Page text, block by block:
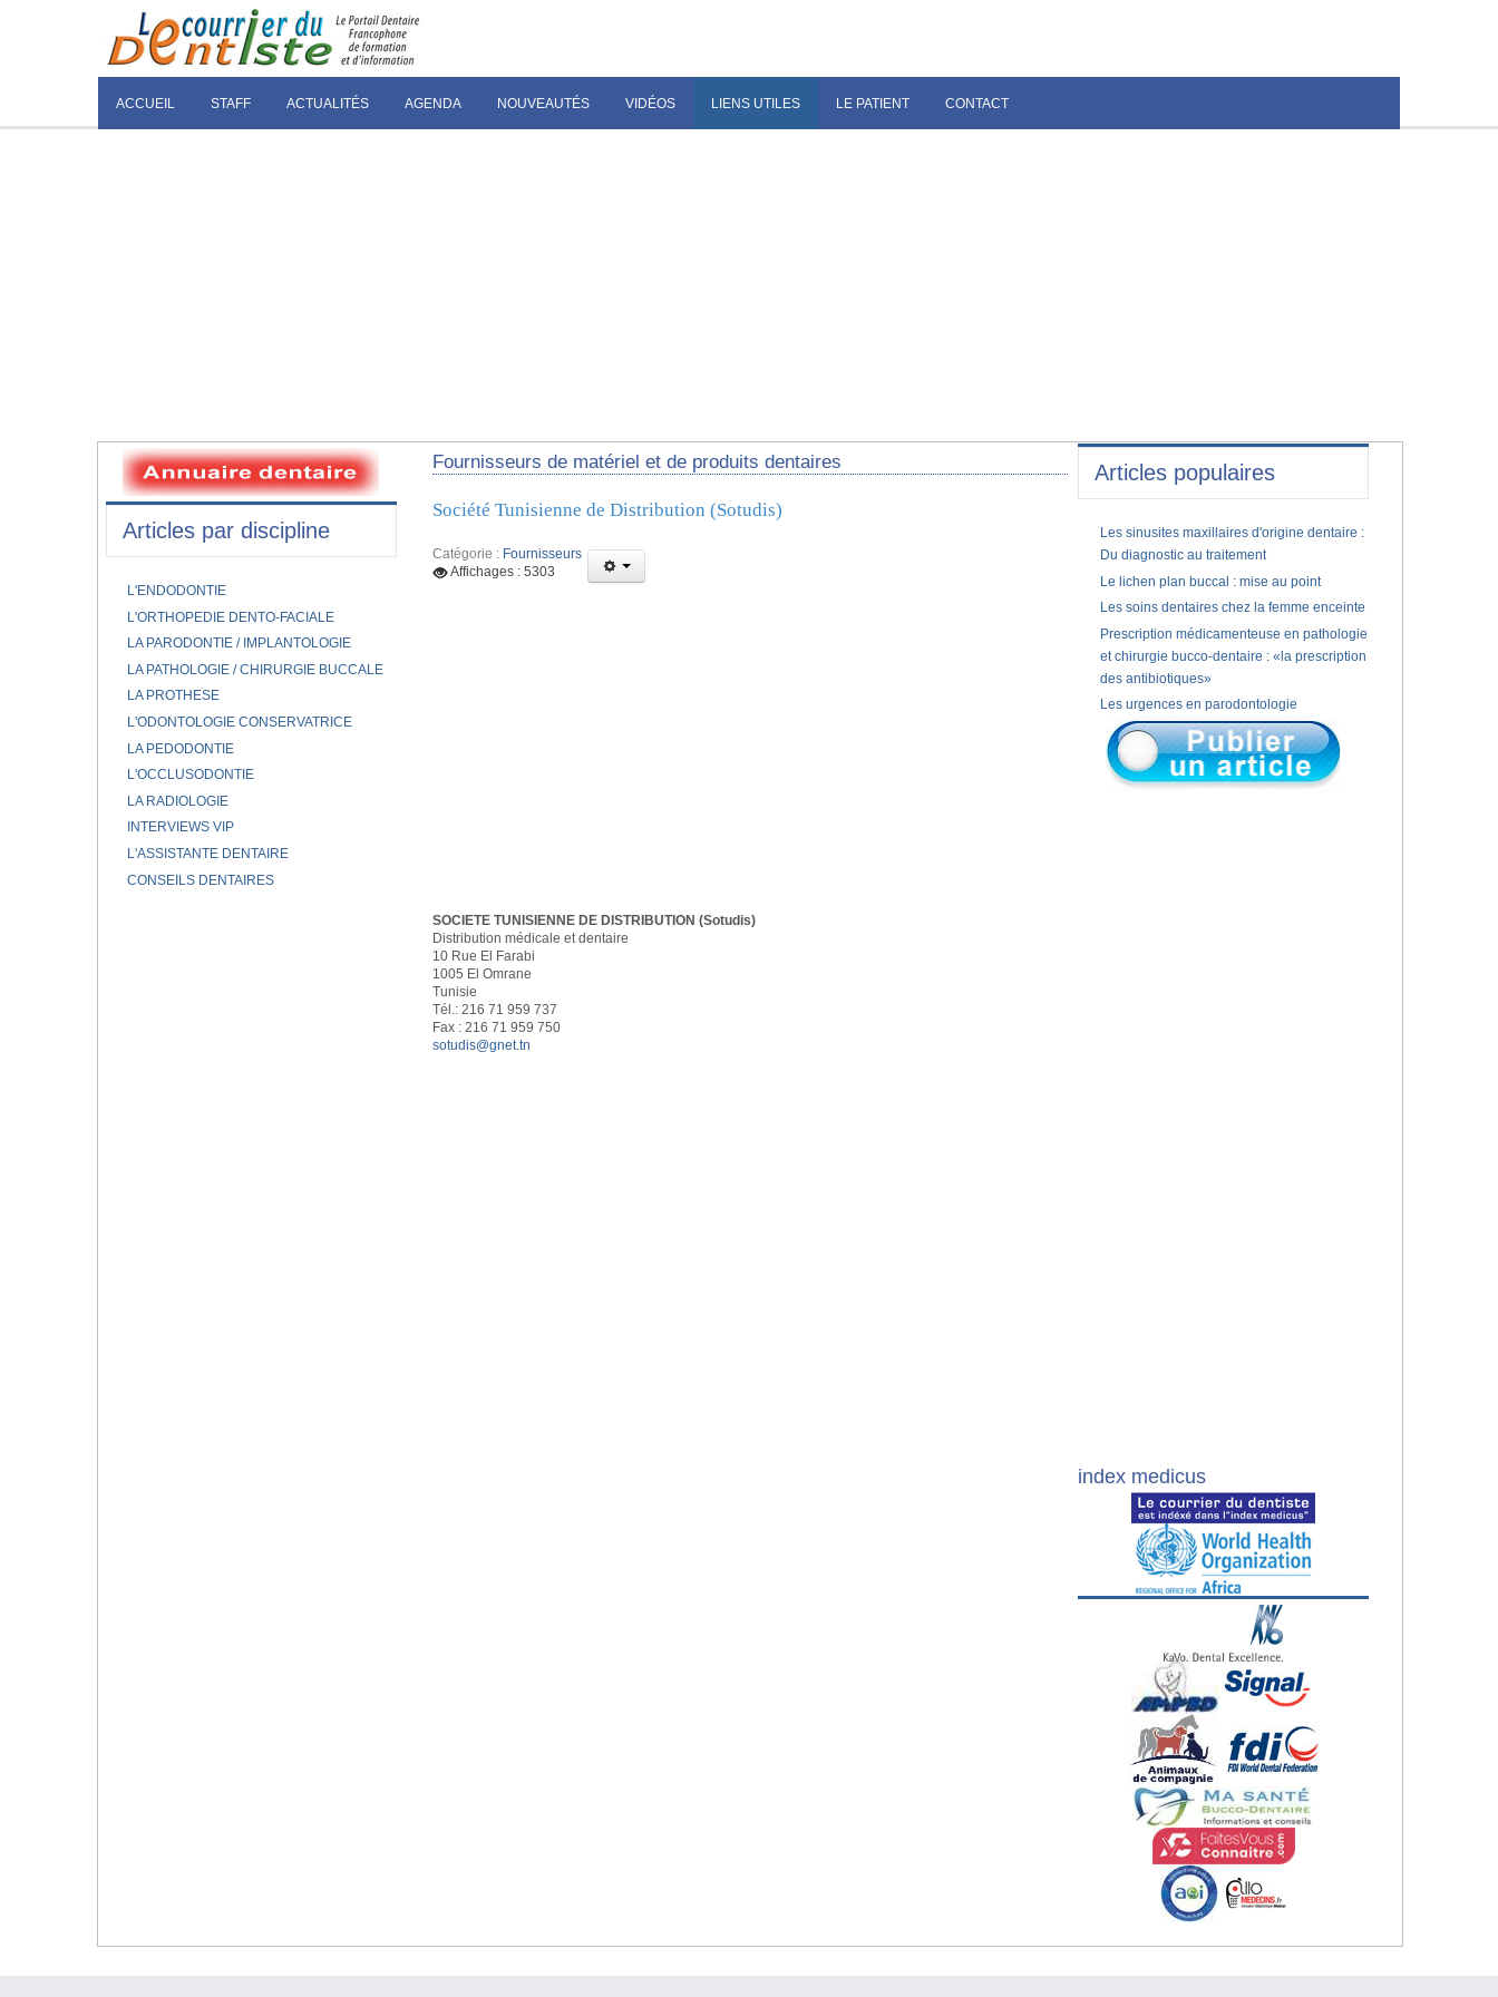
ACCUEIL STAFF ACTUALITÉS AGENDA NOUVEAUTÉS VIDÉOS LIENS UTILES LE PATIENT CONTACT
Fournisseurs de matériel et de produits dentaires
Société Tunisienne de Distribution (Sotudis)
Catégorie : Fournisseurs
Affichages : 5303
SOCIETE TUNISIENNE DE DISTRIBUTION (Sotudis)
Distribution médicale et dentaire
10 Rue El Farabi
1005 El Omrane
Tunisie
Tél.: 216 71 959 737
Fax : 216 71 959 750
sotudis@gnet.tn
Articles par discipline
L'ENDODONTIE
L'ORTHOPEDIE DENTO-FACIALE
LA PARODONTIE / IMPLANTOLOGIE
LA PATHOLOGIE / CHIRURGIE BUCCALE
LA PROTHESE
L'ODONTOLOGIE CONSERVATRICE
LA PEDODONTIE
L'OCCLUSODONTIE
LA RADIOLOGIE
INTERVIEWS VIP
L'ASSISTANTE DENTAIRE
CONSEILS DENTAIRES
Articles populaires
Les sinusites maxillaires d'origine dentaire :
Du diagnostic au traitement
Le lichen plan buccal : mise au point
Les soins dentaires chez la femme enceinte
Prescription médicamenteuse en pathologie
et chirurgie bucco-dentaire : «la prescription
des antibiotiques»
Les urgences en parodontologie
index medicus